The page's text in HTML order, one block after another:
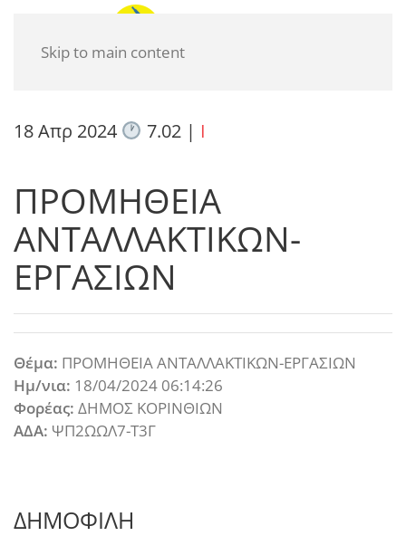
Skip to main content
18 Απρ 2024 7.02| I
ΠΡΟΜΗΘΕΙΑ
ΑΝΤΑΛΛΑΚΤΙΚΩΝ-
ΕΡΓΑΣΙΩΝ
Θέμα: ΠΡΟΜΗΘΕΙΑ ΑΝΤΑΛΛΑΚΤΙΚΩΝ-ΕΡΓΑΣΙΩΝ
Ημ/νια: 18/04/2024 06:14:26
Φορέας: ΔΗΜΟΣ ΚΟΡΙΝΘΙΩΝ
ΑΔΑ: ΨΠ2ΩΩΛ7-Τ3Γ
ΔΗΜΟΦΙΛΗ